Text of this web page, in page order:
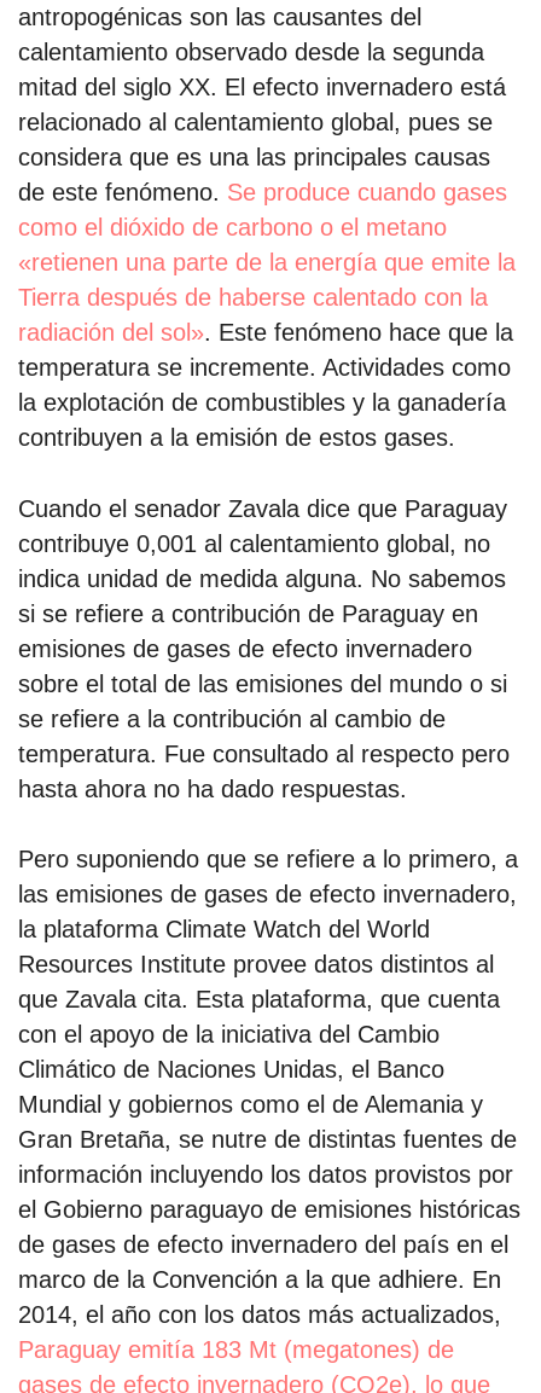
antropogénicas son las causantes del
calentamiento observado desde la segunda
mitad del siglo XX. El efecto invernadero está
relacionado al calentamiento global, pues se
considera que es una las principales causas
de este fenómeno. Se produce cuando gases
como el dióxido de carbono o el metano
«retienen una parte de la energía que emite la
Tierra después de haberse calentado con la
radiación del sol». Este fenómeno hace que la
temperatura se incremente. Actividades como
la explotación de combustibles y la ganadería
contribuyen a la emisión de estos gases.
Cuando el senador Zavala dice que Paraguay
contribuye 0,001 al calentamiento global, no
indica unidad de medida alguna. No sabemos
si se refiere a contribución de Paraguay en
emisiones de gases de efecto invernadero
sobre el total de las emisiones del mundo o si
se refiere a la contribución al cambio de
temperatura. Fue consultado al respecto pero
hasta ahora no ha dado respuestas.
Pero suponiendo que se refiere a lo primero, a
las emisiones de gases de efecto invernadero,
la plataforma Climate Watch del World
Resources Institute provee datos distintos al
que Zavala cita. Esta plataforma, que cuenta
con el apoyo de la iniciativa del Cambio
Climático de Naciones Unidas, el Banco
Mundial y gobiernos como el de Alemania y
Gran Bretaña, se nutre de distintas fuentes de
información incluyendo los datos provistos por
el Gobierno paraguayo de emisiones históricas
de gases de efecto invernadero del país en el
marco de la Convención a la que adhiere. En
2014, el año con los datos más actualizados,
Paraguay emitía 183 Mt (megatones) de
gases de efecto invernadero (CO2e), lo que